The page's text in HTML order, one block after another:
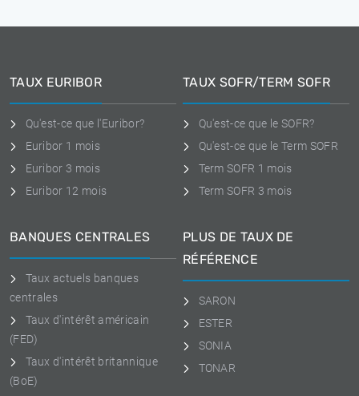
TAUX EURIBOR
Qu'est-ce que l'Euribor?
Euribor 1 mois
Euribor 3 mois
Euribor 12 mois
TAUX SOFR/TERM SOFR
Qu'est-ce que le SOFR?
Qu'est-ce que le Term SOFR
Term SOFR 1 mois
Term SOFR 3 mois
BANQUES CENTRALES
Taux actuels banques
centrales
Taux d'intérêt américain
(FED)
Taux d'intérêt britannique
(BoE)
PLUS DE TAUX DE
RÉFÉRENCE
SARON
ESTER
SONIA
TONAR